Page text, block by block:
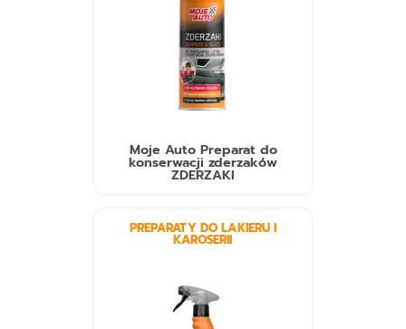
Moje Auto Preparat do
konserwacji zderzaków
ZDERZAKI
PREPARATY DO LAKIERU I
KAROSERII